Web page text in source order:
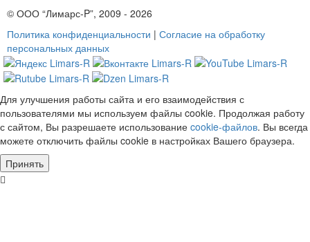
© ООО “Лимарс-P”, 2009 - 2026
Политика конфиденциальности | Согласие на обработку
персональных данных
Для улучшения работы сайта и его взаимодействия с
пользователями мы используем файлы cookie. Продолжая работу
с сайтом, Вы разрешаете использование cookie-файлов. Вы всегда
можете отключить файлы cookie в настройках Вашего браузера.
Принять